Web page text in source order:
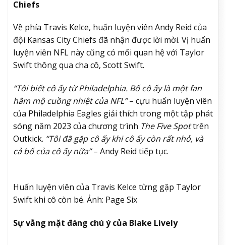
Chiefs
Về phía Travis Kelce, huấn luyện viên Andy Reid của
đội Kansas City Chiefs đã nhận được lời mời. Vị huấn
luyện viên NFL này cũngcó mối quan hệ với Taylor
Swift thông qua cha cô, Scott Swift.
“Tôi biết cô ấy từ Philadelphia. Bố cô ấy là một fan
hâm mộ cuồng nhiệt của NFL”– cựu huấn luyện viên
của Philadelphia Eagles giải thích trong một tập phát
sóng năm 2023 của chương trình The Five Spottrên
Outkick. “Tôi đã gặp cô ấy khi cô ấy còn rất nhỏ, và
cả bố của cô ấy nữa”– Andy Reid tiếp tục.
Huấn luyện viên của Travis Kelce từng gặp Taylor
Swift khi cô còn bé. Ảnh: Page Six
Sự vắng mặt đáng chú ý của Blake Lively